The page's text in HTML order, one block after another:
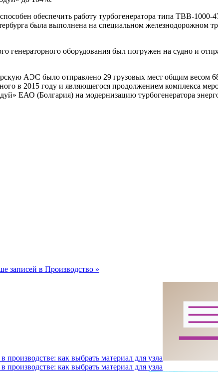
обеспечить работу турбогенератора типа ТВВ-
была выполнена на специальном железнодорожном
генераторного оборудования был погружен на судно и
АЭС было отправлено 29 грузовых мест общим весом
в 2015 году и являющегося продолжением комплекса
ЕАО (Болгария) на модернизацию турбогенератора
записей в Производство »
как выбрать материал для узла
как выбрать материал для узла